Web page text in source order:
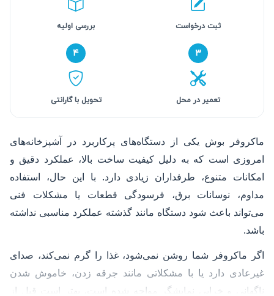
ثبت درخواست بررسی اولیه
۳
تعمیر در محل
۴
تحویل با گارانتی
ماکروفر بوش یکی از دستگاه‌های پرکاربرد در آشپزخانه‌های
امروزی است که به دلیل کیفیت ساخت بالا، عملکرد دقیق و
امکانات متنوع، طرفداران زیادی دارد. با این حال، استفاده
مداوم، نوسانات برق، فرسودگی قطعات یا مشکلات فنی
می‌تواند باعث شود دستگاه مانند گذشته عملکرد مناسبی نداشته
باشد.
اگر ماکروفر شما روشن نمی‌شود، غذا را گرم نمی‌کند، صدای
غیرعادی دارد یا با مشکلاتی مانند جرقه زدن، خاموش شدن
ناگهانی و خرابی نمایشگر مواجه شده است، بهتر است قبل از